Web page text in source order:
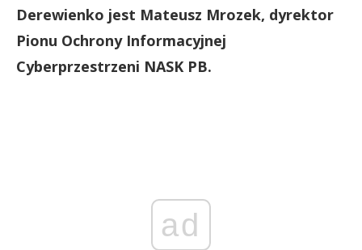
Derewienko jest Mateusz Mrozek, dyrektor
Pionu Ochrony Informacyjnej
Cyberprzestrzeni NASK PB.
ad